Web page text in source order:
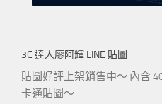
3C 達人廖阿輝 LINE 貼圖
貼圖好評上架銷售中～ 內含
卡通貼圖～